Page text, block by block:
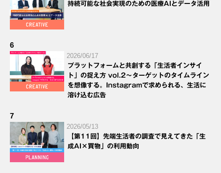
持続可能な社会実現のための医療AIとデータ活用
6
2026/06/17
プラットフォームと共創する「生活者インサイ
ト」の捉え方 vol.2～ターゲットのタイムライン
を想像する。Instagramで求められる、生活に
溶け込む広告
7
2026/05/13
【第11回】先端生活者の調査で見えてきた「生
成AI×買物」の利用動向